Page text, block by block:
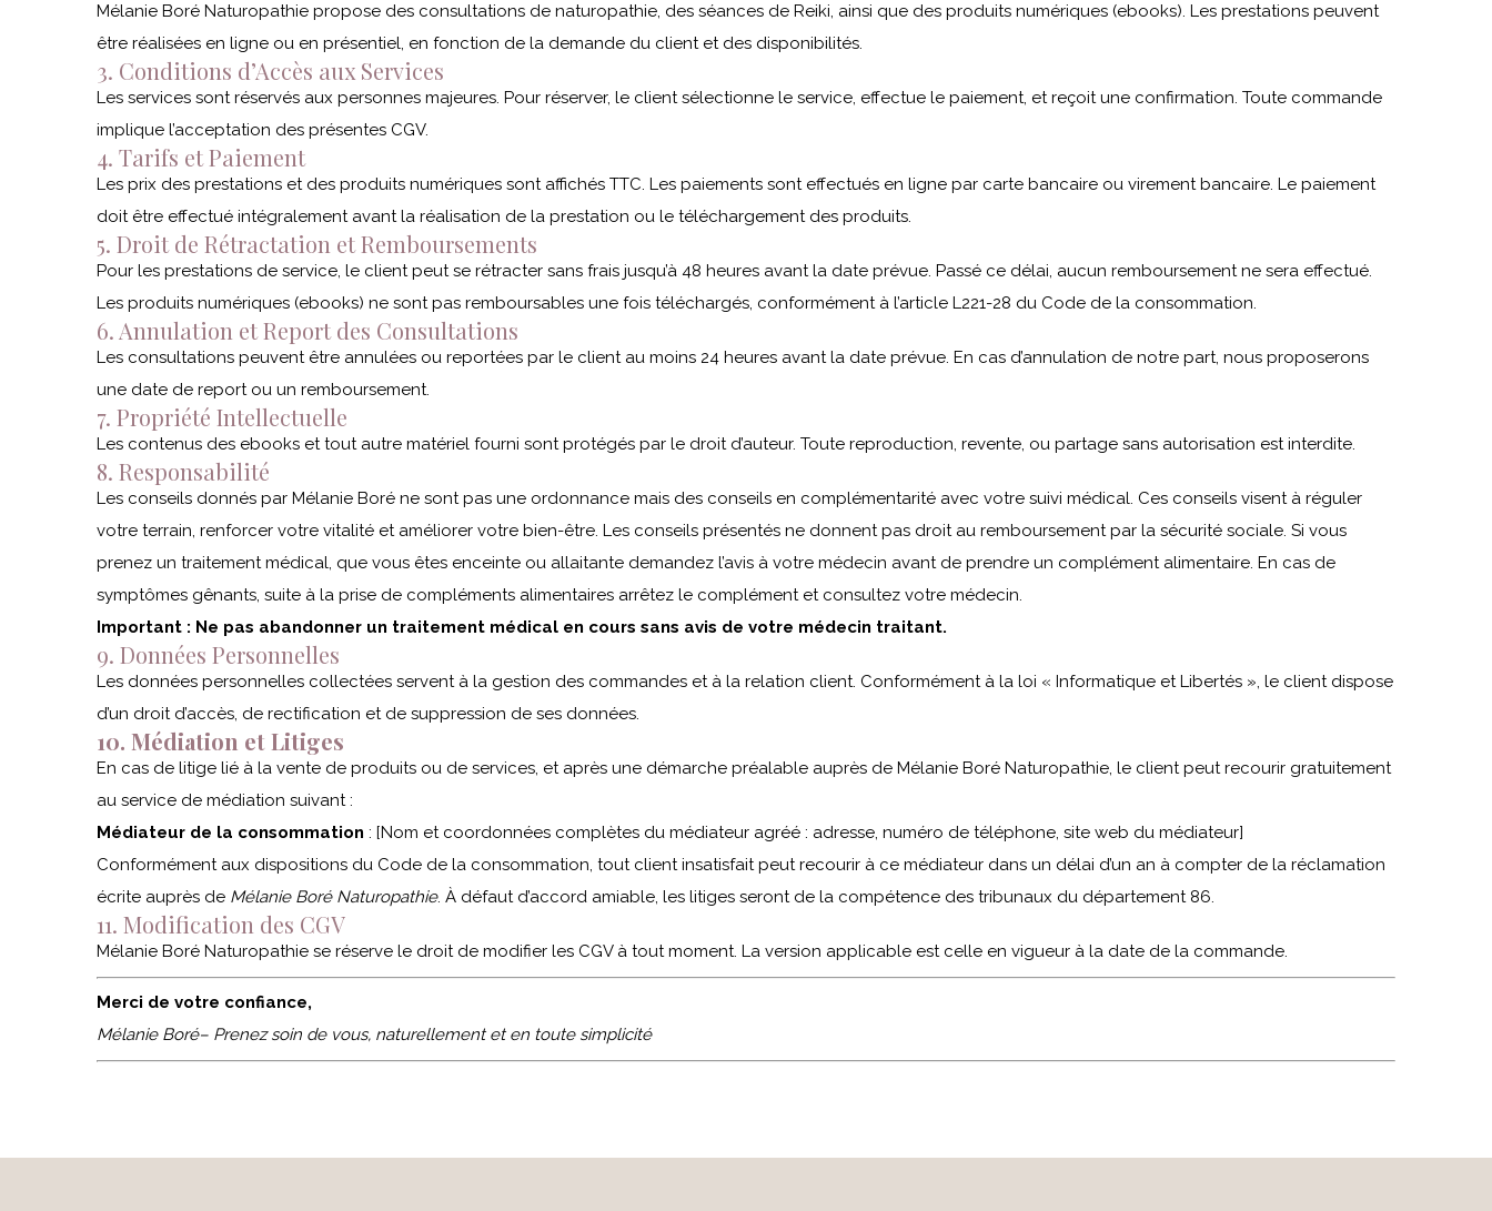
Mélanie Boré Naturopathie propose des consultations de naturopathie, des séances de Reiki, ainsi que des produits numériques (ebooks). Les prestations peuvent
être réalisées en ligne ou en présentiel, en fonction de la demande du client et des disponibilités.
3. Conditions d’Accès aux Services
Les services sont réservés aux personnes majeures. Pour réserver, le client sélectionne le service, effectue le paiement, et reçoit une confirmation. Toute commande
implique l’acceptation des présentes CGV.
4. Tarifs et Paiement
Les prix des prestations et des produits numériques sont affichés TTC. Les paiements sont effectués en ligne par carte bancaire ou virement bancaire. Le paiement
doit être effectué intégralement avant la réalisation de la prestation ou le téléchargement des produits.
5. Droit de Rétractation et Remboursements
Pour les prestations de service, le client peut se rétracter sans frais jusqu’à 48 heures avant la date prévue. Passé ce délai, aucun remboursement ne sera effectué.
Les produits numériques (ebooks) ne sont pas remboursables une fois téléchargés, conformément à l’article L221-28 du Code de la consommation.
6. Annulation et Report des Consultations
Les consultations peuvent être annulées ou reportées par le client au moins 24 heures avant la date prévue. En cas d’annulation de notre part, nous proposerons
une date de report ou un remboursement.
7. Propriété Intellectuelle
Les contenus des ebooks et tout autre matériel fourni sont protégés par le droit d’auteur. Toute reproduction, revente, ou partage sans autorisation est interdite.
8. Responsabilité
Les conseils donnés par Mélanie Boré ne sont pas une ordonnance mais des conseils en complémentarité avec votre suivi médical. Ces conseils visent à réguler
votre terrain, renforcer votre vitalité et améliorer votre bien-être. Les conseils présentés ne donnent pas droit au remboursement par la sécurité sociale. Si vous
prenez un traitement médical, que vous êtes enceinte ou allaitante demandez l’avis à votre médecin avant de prendre un complément alimentaire. En cas de
symptômes gênants, suite à la prise de compléments alimentaires arrêtez le complément et consultez votre médecin.
Important : Ne pas abandonner un traitement médical en cours sans avis de votre médecin traitant.
9. Données Personnelles
Les données personnelles collectées servent à la gestion des commandes et à la relation client. Conformément à la loi « Informatique et Libertés », le client dispose
d’un droit d’accès, de rectification et de suppression de ses données.
10. Médiation et Litiges
En cas de litige lié à la vente de produits ou de services, et après une démarche préalable auprès de Mélanie Boré Naturopathie, le client peut recourir gratuitement
au service de médiation suivant :
Médiateur de la consommation : [Nom et coordonnées complètes du médiateur agréé : adresse, numéro de téléphone, site web du médiateur]
Conformément aux dispositions du Code de la consommation, tout client insatisfait peut recourir à ce médiateur dans un délai d’un an à compter de la réclamation
écrite auprès de Mélanie Boré Naturopathie. À défaut d’accord amiable, les litiges seront de la compétence des tribunaux du département 86.
11. Modification des CGV
Mélanie Boré Naturopathie se réserve le droit de modifier les CGV à tout moment. La version applicable est celle en vigueur à la date de la commande.
Merci de votre confiance,
Mélanie Boré– Prenez soin de vous, naturellement et en toute simplicité